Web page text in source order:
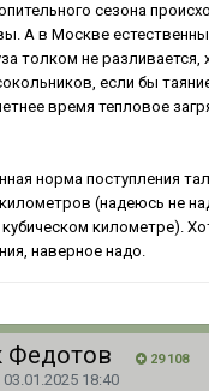
сезона
А в Москве
толком не разливается,
если бы
время тепловое
норма поступления
(надеюсь не
километре).
наверное надо.
Федотов 29 108
03.01.2025 18:40